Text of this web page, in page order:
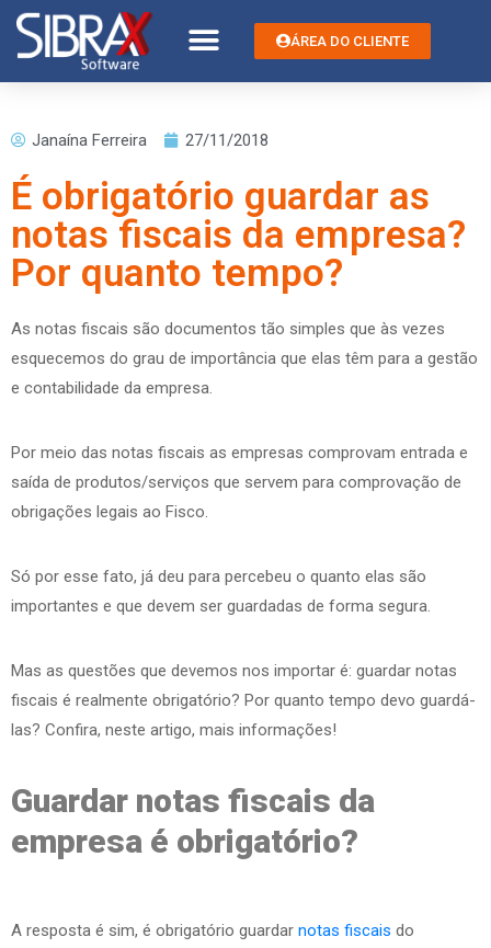
ÁREA DO CLIENTE
Janaína Ferreira 27/11/2018
É obrigatório guardar as
notas fiscais da empresa?
Por quanto tempo?
As notas fiscais são documentos tão simples que às vezes
esquecemos do grau de importância que elas têm para a gestão
e contabilidade da empresa.
Por meio das notas fiscais as empresas comprovam entrada e
saída de produtos/serviços que servem para comprovação de
obrigações legais ao Fisco.
Só por esse fato, já deu para percebeu o quanto elas são
importantes e que devem ser guardadas de forma segura.
Mas as questões que devemos nos importar é: guardar notas
fiscais é realmente obrigatório? Por quanto tempo devo guardá-
las? Confira, neste artigo, mais informações!
Guardar notas fiscais da
empresa é obrigatório?
A resposta é sim, é obrigatório guardar notas fiscais do